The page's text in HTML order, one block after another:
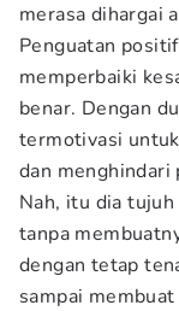
merasa dihargai
Penguatan
memperbaiki
benar. Dengan
termotivasi
dan menghindari
Nah, itu dia tujuh
tanpa
dengan tetap
sampai